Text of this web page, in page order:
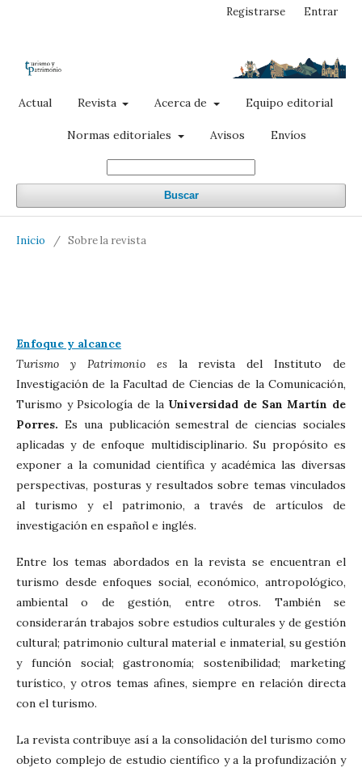
Actual Revista Acerca de Equipo editorial
Normas editoriales Avisos Envíos
Buscar
Registrarse Entrar
Inicio / Sobre la revista
Enfoque y alcance
Turismo y Patrimonio es la revista del Instituto de
Investigación de la Facultad de Ciencias de la Comunicación,
Turismo y Psicología de la Universidad de San Martín de
Porres. Es una publicación semestral de ciencias sociales
aplicadas y de enfoque multidisciplinario. Su propósito es
exponer a la comunidad científica y académica las diversas
perspectivas, posturas y resultados sobre temas vinculados
al turismo y el patrimonio, a través de artículos de
investigación en español e inglés.
Entre los temas abordados en la revista se encuentran el
turismo desde enfoques social, económico, antropológico,
ambiental o de gestión, entre otros. También se
considerarán trabajos sobre estudios culturales y de gestión
cultural; patrimonio cultural material e inmaterial, su gestión
y función social; gastronomía; sostenibilidad; marketing
turístico, y otros temas afines, siempre en relación directa
con el turismo.
La revista contribuye así a la consolidación del turismo como
objeto complejo de estudio científico y a la profundización y